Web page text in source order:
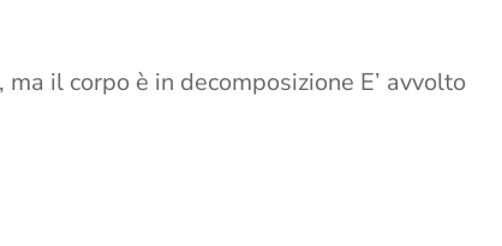
il corpo è in decomposizione E’ avvolto